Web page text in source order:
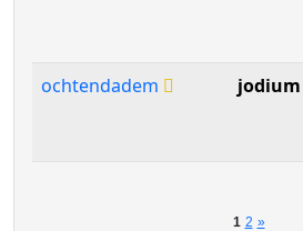
ochtendadem
jodium
1 2 »